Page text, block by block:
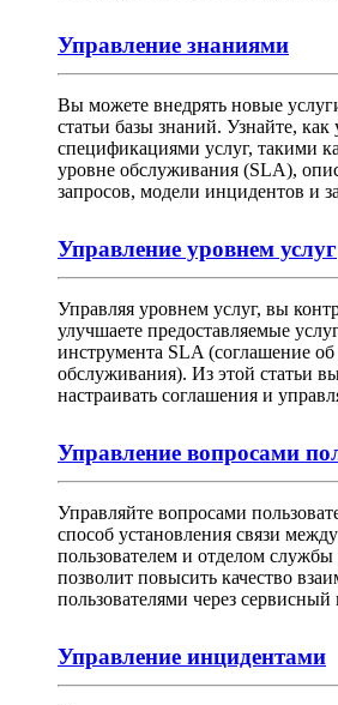
Управление знаниями
Вы можете внедрять новые
статьи базы знаний. Узнайте, как
спецификациями услуг, такими
уровне обслуживания (SLA),
запросов, модели инцидентов и
Управление уровнем услуг
Управляя уровнем услуг, вы
улучшаете предоставляемые
инструмента SLA (соглашение
обслуживания). Из этой статьи
настраивать соглашения и
Управление вопросами
Управляйте вопросами
способ установления связи
пользователем и отделом
позволит повысить качество
пользователями через сервисный
Управление инцидентами